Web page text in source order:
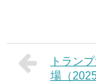
トラン
場（